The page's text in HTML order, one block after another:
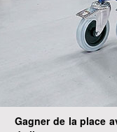
Gagner de la place